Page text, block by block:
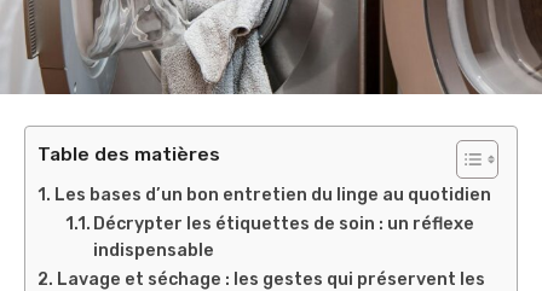
Table des matières
Les bases d’un bon entretien du linge au quotidien
Décrypter les étiquettes de soin : un réflexe
indispensable
Lavage et séchage : les gestes qui préservent les